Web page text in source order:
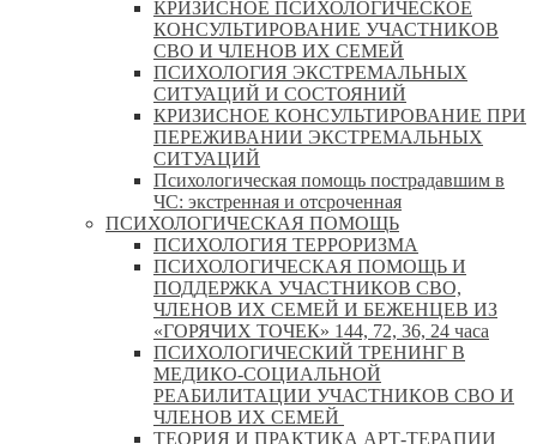
КРИЗИСНОЕ ПСИХОЛОГИЧЕСКОЕ
КОНСУЛЬТИРОВАНИЕ УЧАСТНИКОВ
СВО И ЧЛЕНОВ ИХ СЕМЕЙ
ПСИХОЛОГИЯ ЭКСТРЕМАЛЬНЫХ
СИТУАЦИЙ И СОСТОЯНИЙ
КРИЗИСНОЕ КОНСУЛЬТИРОВАНИЕ ПРИ
ПЕРЕЖИВАНИИ ЭКСТРЕМАЛЬНЫХ
СИТУАЦИЙ
Психологическая помощь пострадавшим в
ЧС: экстренная и отсроченная
ПСИХОЛОГИЧЕСКАЯ ПОМОЩЬ
ПСИХОЛОГИЯ ТЕРРОРИЗМА
ПСИХОЛОГИЧЕСКАЯ ПОМОЩЬ И
ПОДДЕРЖКА УЧАСТНИКОВ СВО,
ЧЛЕНОВ ИХ СЕМЕЙ И БЕЖЕНЦЕВ ИЗ
«ГОРЯЧИХ ТОЧЕК» 144, 72, 36, 24 часа
ПСИХОЛОГИЧЕСКИЙ ТРЕНИНГ В
МЕДИКО-СОЦИАЛЬНОЙ
РЕАБИЛИТАЦИИ УЧАСТНИКОВ СВО И
ЧЛЕНОВ ИХ СЕМЕЙ
ТЕОРИЯ И ПРАКТИКА АРТ-ТЕРАПИИ